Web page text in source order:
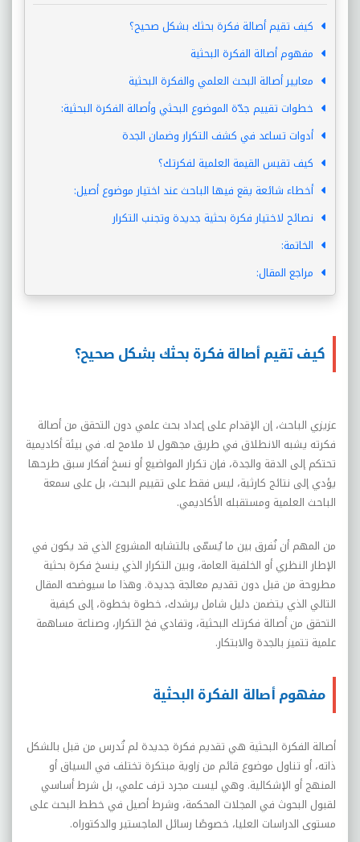
كيف تقيم أصالة فكرة بحثك بشكل صحيح؟
مفهوم أصالة الفكرة البحثية
معايير أصالة البحث العلمي والفكرة البحثية
خطوات تقييم جدّة الموضوع البحثي وأصالة الفكرة البحثية:
أدوات تساعد في كشف التكرار وضمان الجدة
كيف تقيس القيمة العلمية لفكرتك؟
أخطاء شائعة يقع فيها الباحث عند اختيار موضوع أصيل:
نصائح لاختيار فكرة بحثية جديدة وتجنب التكرار
الخاتمة:
مراجع المقال:
كيف تقيم أصالة فكرة بحثك بشكل صحيح؟
عزيزي الباحث، إن الإقدام على إعداد بحث علمي دون التحقق من أصالة
فكرته يشبه الانطلاق في طريق مجهول لا ملامح له. في بيئة أكاديمية
تحتكم إلى الدقة والجدة، فإن تكرار المواضيع أو نسخ أفكار سبق طرحها
يؤدي إلى نتائج كارثية، ليس فقط على تقييم البحث، بل على سمعة
الباحث العلمية ومستقبله الأكاديمي.
من المهم أن نُفرق بين ما يُسمّى بالتشابه المشروع الذي قد يكون في
الإطار النظري أو الخلفية العامة، وبين التكرار الذي ينسخ فكرة بحثية
مطروحة من قبل دون تقديم معالجة جديدة. وهذا ما سيوضحه المقال
التالي الذي يتضمن دليل شامل يرشدك، خطوة بخطوة، إلى كيفية
التحقق من أصالة فكرتك البحثية، وتفادي فخ التكرار، وصناعة مساهمة
علمية تتميز بالجدة والابتكار.
مفهوم أصالة الفكرة البحثية
أصالة الفكرة البحثية هي تقديم فكرة جديدة لم تُدرس من قبل بالشكل
ذاته، أو تناول موضوع قائم من زاوية مبتكرة تختلف في السياق أو
المنهج أو الإشكالية. وهي ليست مجرد ترف علمي، بل شرط أساسي
لقبول البحوث في المجلات المحكمة، وشرط أصيل في خطط البحث على
مستوى الدراسات العليا، خصوصًا رسائل الماجستير والدكتوراه.